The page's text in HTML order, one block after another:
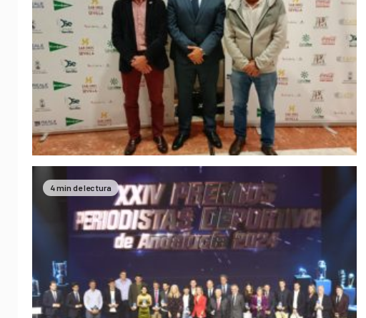
4 min de lectura